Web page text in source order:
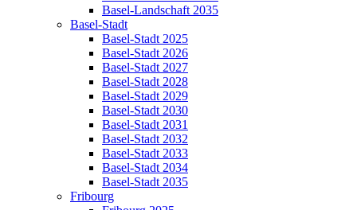
Basel-Landschaft 2035
Basel-Stadt
Basel-Stadt 2025
Basel-Stadt 2026
Basel-Stadt 2027
Basel-Stadt 2028
Basel-Stadt 2029
Basel-Stadt 2030
Basel-Stadt 2031
Basel-Stadt 2032
Basel-Stadt 2033
Basel-Stadt 2034
Basel-Stadt 2035
Fribourg